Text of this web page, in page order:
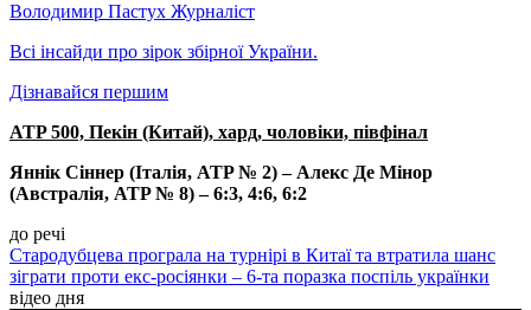
Володимир Пастух Журналіст
Всі інсайди про зірок збірної України.
Дізнавайся першим
ATP 500, Пекін (Китай), хард, чоловіки, півфінал
Яннік Сіннер (Італія, ATP № 2) – Алекс Де Мінор
(Австралія, ATP № 8) – 6:3, 4:6, 6:2
до речі
Стародубцева програла на турнірі в Китаї та втратила шанс
зіграти проти екс-росіянки – 6-та поразка поспіль українки
відео дня